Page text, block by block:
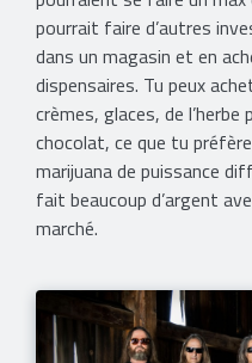
pourrait faire d’autres
dans un magasin et en
dispensaires. Tu peux
crèmes, glaces, de
chocolat, ce que tu
marijuana de puissance
fait beaucoup d’argent
marché.